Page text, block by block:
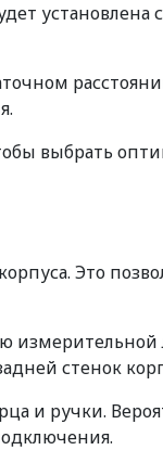
выбрать
Это
стенок
и ручки.